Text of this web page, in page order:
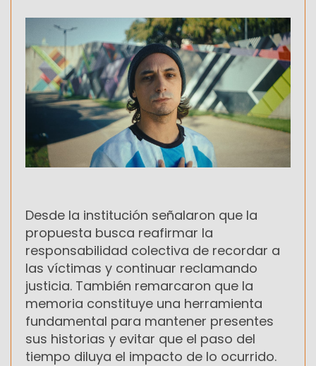
Desde la institución señalaron que la
propuesta busca reafirmar la
responsabilidad colectiva de recordar a
las víctimas y continuar reclamando
justicia. También remarcaron que la
memoria constituye una herramienta
fundamental para mantener presentes
sus historias y evitar que el paso del
tiempo diluya el impacto de lo ocurrido.